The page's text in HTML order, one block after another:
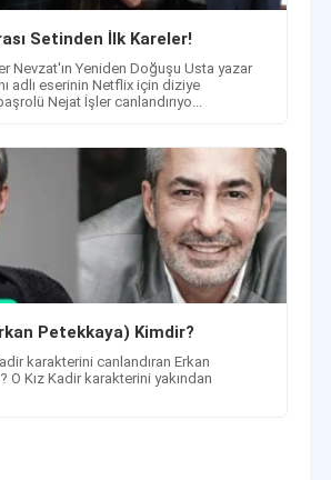
Setinden İlk Kareler!
Nevzat'ın Yeniden Doğuşu Usta yazar
adlı eserinin Netflix için diziye
Nejat İşler canlandırıyo...
Petekkaya) Kimdir?
karakterini canlandıran Erkan
O Kız Kadir karakterini yakından